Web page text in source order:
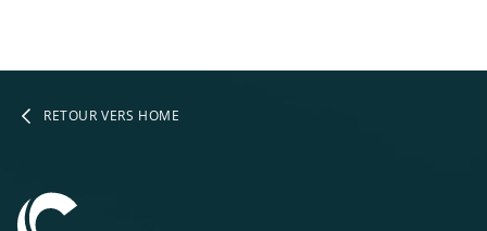
RETOUR VERS HOME